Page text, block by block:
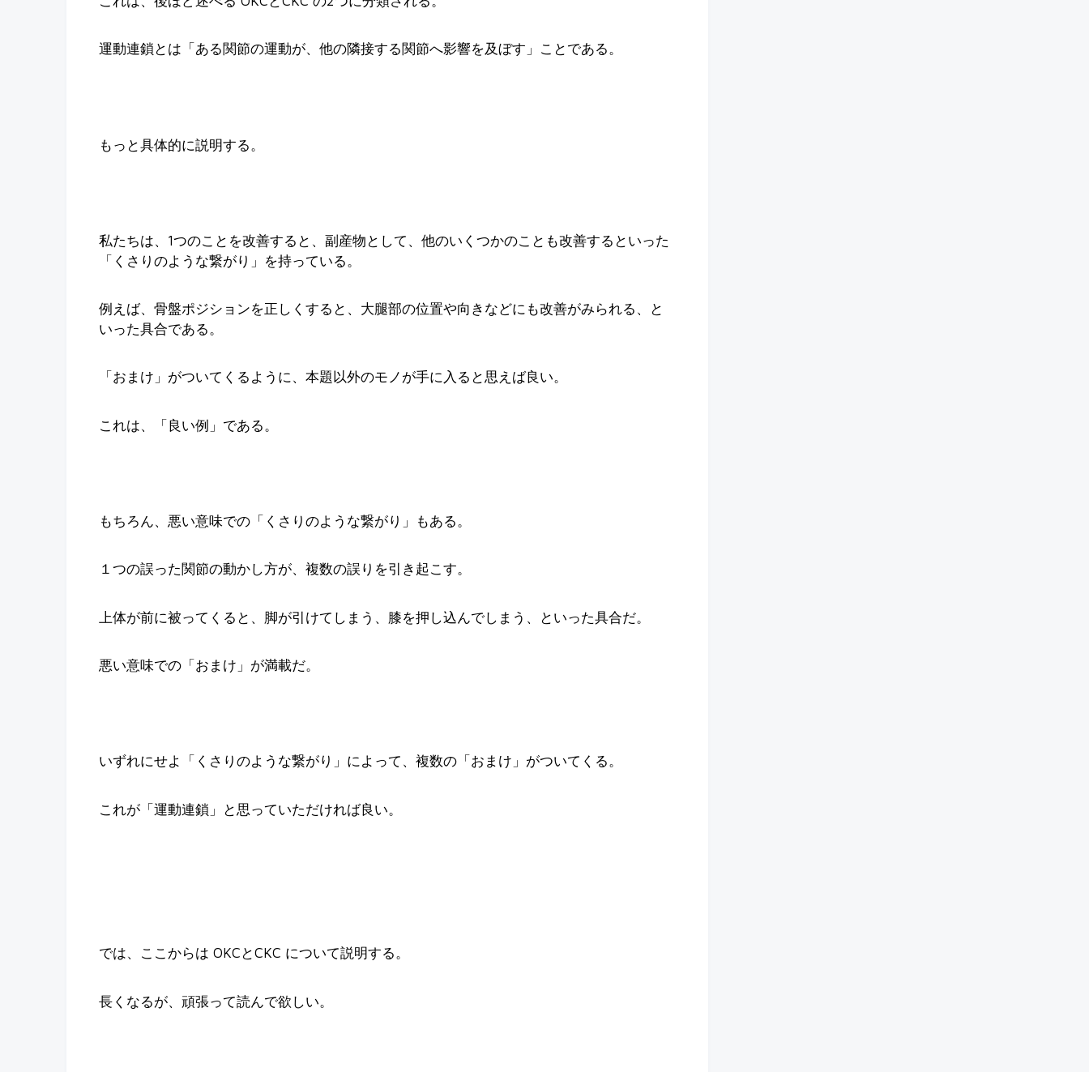
運動連鎖とは「ある関節の運動が、他の隣接する関節へ影響を及ぼす」ことである。
もっと具体的に説明する。
私たちは、1つのことを改善すると、副産物として、他のいくつかのことも改善するといった
「くさりのような繋がり」を持っている。
例えば、骨盤ポジションを正しくすると、大腿部の位置や向きなどにも改善がみられる、と
いった具合である。
「おまけ」がついてくるように、本題以外のモノが手に入ると思えば良い。
これは、「良い例」である。
もちろん、悪い意味での「くさりのような繋がり」もある。
１つの誤った関節の動かし方が、複数の誤りを引き起こす。
上体が前に被ってくると、脚が引けてしまう、膝を押し込んでしまう、といった具合だ。
悪い意味での「おまけ」が満載だ。
いずれにせよ「くさりのような繋がり」によって、複数の「おまけ」がついてくる。
これが「運動連鎖」と思っていただければ良い。
では、ここからは OKCとCKC について説明する。
長くなるが、頑張って読んで欲しい。